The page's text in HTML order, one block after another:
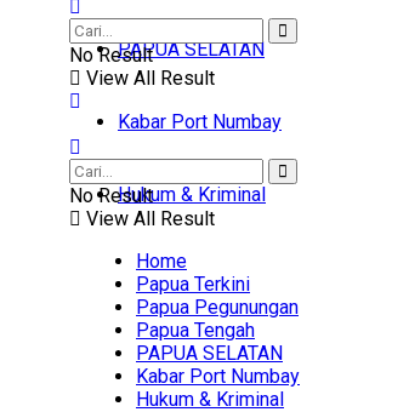
PAPUA SELATAN
Kabar Port Numbay
Hukum & Kriminal
No Result
View All Result
No Result
View All Result
Home
Papua Terkini
Papua Pegunungan
Papua Tengah
PAPUA SELATAN
Kabar Port Numbay
Hukum & Kriminal